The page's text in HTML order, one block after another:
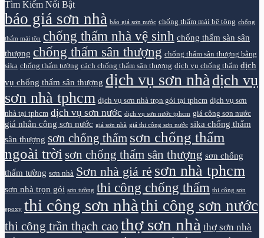
Tìm Kiếm Nổi Bật
báo giá sơn nhà báo giá sơn nước chống thấm mái bê tông chống
thấm mái tôn chống thấm nhà vệ sinh chống thấm sàn sân
thượng chống thấm sân thượng chống thấm sân thượng bằng
sika chống thấm tường cách chống thấm sân thượng dịch vụ chống thấm dịch
vụ chống thấm sân thượng dịch vụ sơn nhà dịch vụ
sơn nhà tphcm dịch vụ sơn nhà trọn gói tại tphcm dịch vụ sơn
nhà tại tphcm dịch vụ sơn nước dịch vụ sơn nước tphcm giá công sơn nước
giá nhân công sơn nước giá sơn nhà giá thi công sơn nước sika chống thấm
sân thượng sơn chống thấm sơn chống thấm
ngoài trời sơn chống thấm sân thượng sơn chống
thấm tường sơn nhà Sơn nhà giá rẻ sơn nhà tphcm
sơn nhà trọn gói sơn tường thi công chống thấm thi công sơn
epoxy thi công sơn nhà thi công sơn nước
thi công trần thạch cao thợ sơn nhà thợ sơn nhà